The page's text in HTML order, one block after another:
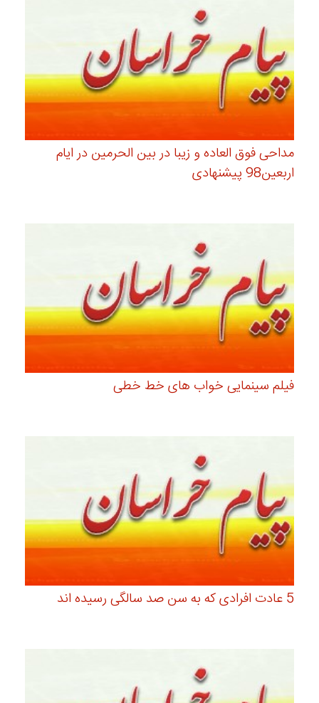
مداحی فوق العاده و زیبا در بین الحرمین در ایام
اربعین98 پیشنهادی
فیلم سینمایی خواب های خط خطی
5 عادت افرادی که به سن صد سالگی رسیده اند